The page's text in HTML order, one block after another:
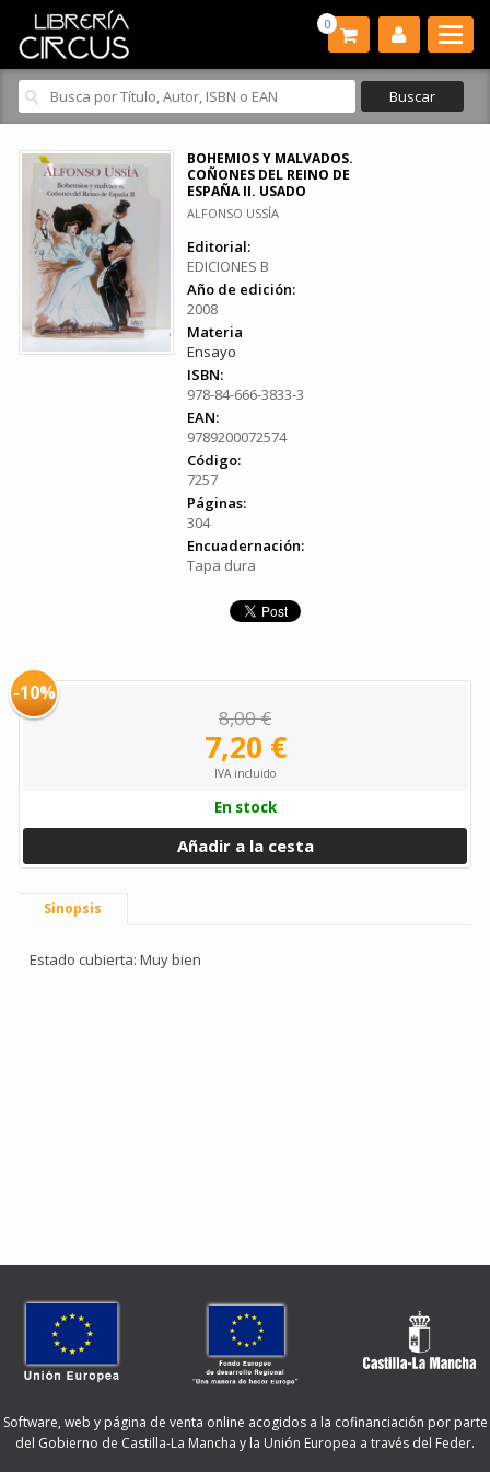
0
BOHEMIOS Y MALVADOS.
COÑONES DEL REINO DE
ESPAÑA II. USADO
ALFONSO USSÍA
Editorial:
EDICIONES B
Año de edición:
2008
Materia
Ensayo
ISBN:
978-84-666-3833-3
EAN:
9789200072574
Código:
7257
Páginas:
304
Encuadernación:
Tapa dura
-10%
8,00 €
7,20 €
IVA incluido
En stock
Añadir a la cesta
Sinopsis
Estado cubierta: Muy bien
Software, web y página de venta online acogidos a la cofinanciación por parte
del Gobierno de Castilla-La Mancha y la Unión Europea a través del Feder.